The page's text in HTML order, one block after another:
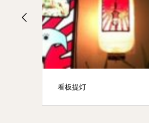
看板提灯